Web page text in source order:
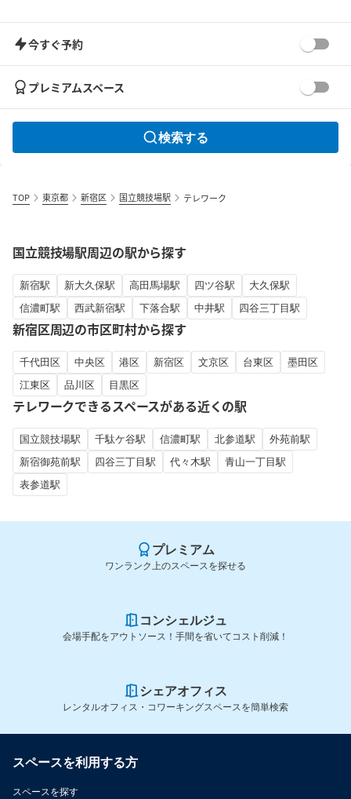
今すぐ予約
プレミアムスペース
検索する
TOP 東京都 新宿区 国立競技場駅 テレワーク
国立競技場駅周辺の駅から探す
新宿駅 新大久保駅 高田馬場駅 四ツ谷駅
大久保駅
信濃町駅
西武新宿駅 下落合駅 中井駅 四谷三丁目駅
新宿区周辺の市区町村から探す
千代田区 中央区 港区 新宿区 文京区 台東区
墨田区
江東区
品川区 目黒区
テレワークできるスペースがある近くの駅
国立競技場駅 千駄ケ谷駅 信濃町駅 北参道駅
外苑前駅
新宿御苑前駅
四谷三丁目駅 代々木駅
青山一丁目駅
表参道駅
プレミアム
ワンランク上のスペースを探せる
コンシェルジュ
会場手配をアウトソース！手間を省いてコスト削減！
シェアオフィス
レンタルオフィス・コワーキングスペースを簡単検索
スペースを利用する方
スペースを探す